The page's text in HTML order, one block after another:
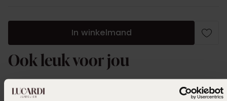
In winkelmand
Ook leuk voor jou